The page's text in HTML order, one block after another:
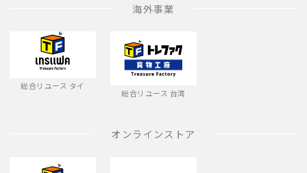
海外事業
総合リユース タイ
総合リユース 台湾
オンラインストア